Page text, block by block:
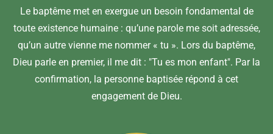
Le baptême met en exergue un besoin fondamental de
toute existence humaine : qu’une parole me soit adressée,
qu’un autre vienne me nommer « tu ». Lors du baptême,
Dieu parle en premier, il me dit : "Tu es mon enfant". Par la
confirmation, la personne baptisée répond à cet
engagement de Dieu.